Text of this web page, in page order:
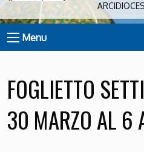
Menu
FOGLIETTO
30 MARZO AL 6